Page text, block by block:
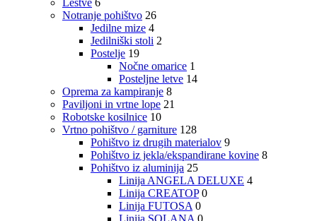
Lestve 6
Notranje pohištvo 26
Jedilne mize 4
Jedilniški stoli 2
Postelje 19
Nočne omarice 1
Posteljne letve 14
Oprema za kampiranje 8
Paviljoni in vrtne lope 21
Robotske kosilnice 10
Vrtno pohištvo / garniture 128
Pohištvo iz drugih materialov 9
Pohištvo iz jekla/ekspandirane kovine 8
Pohištvo iz aluminija 25
Linija ANGELA DELUXE 4
Linija CREATOP 0
Linija FUTOSA 0